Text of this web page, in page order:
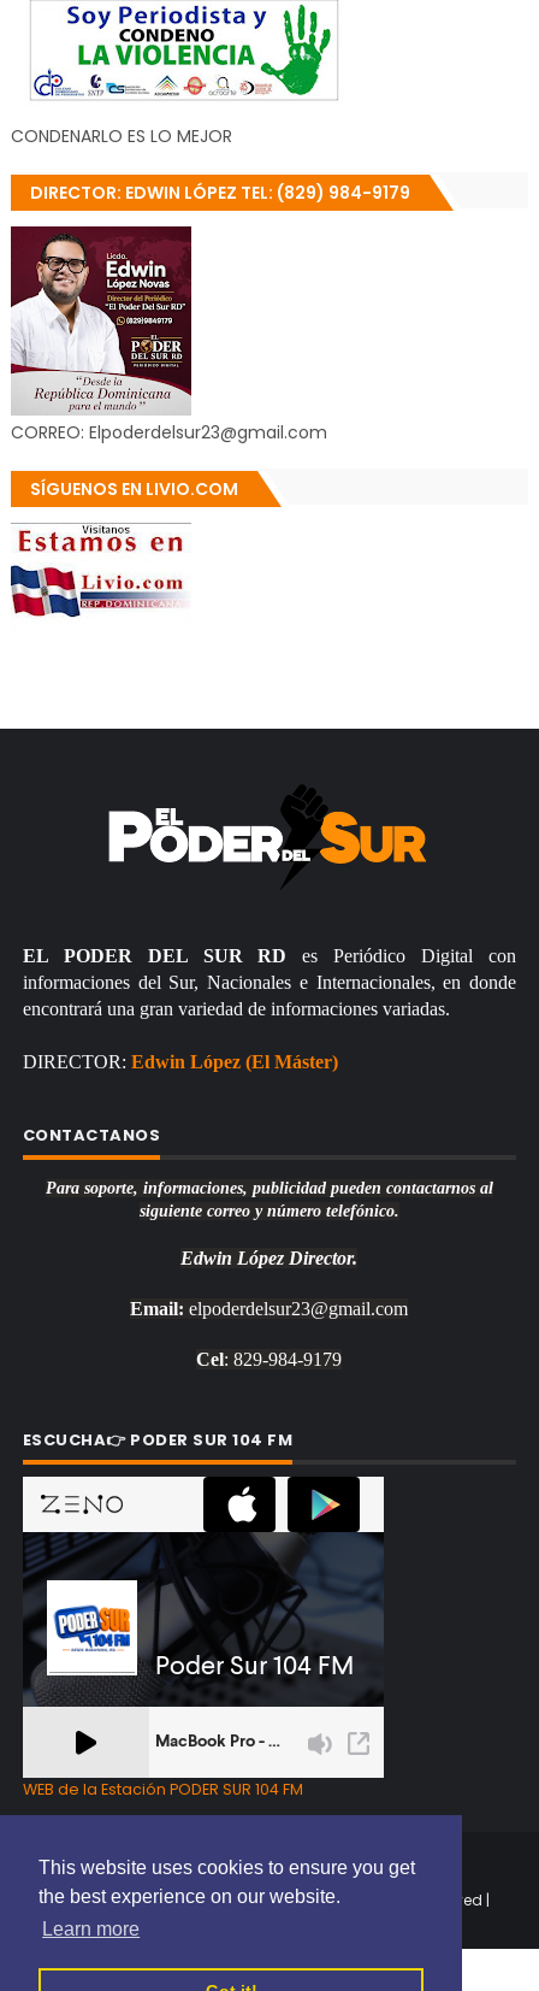
This website uses cookies to ensure you get
the best experience on our website.
Learn more
CONDENARLO ES LO MEJOR
DIRECTOR: EDWIN LÓPEZ TEL: (829) 984-9179
CORREO: Elpoderdelsur23@gmail.com
SÍGUENOS EN LIVIO.COM
EL PODER DEL SUR RD es Periódico Digital con
informaciones del Sur, Nacionales e Internacionales, en donde
encontrará una gran variedad de informaciones variadas.
DIRECTOR: Edwin López (El Máster)
CONTACTANOS
Para soporte, informaciones, publicidad pueden contactarnos al
siguiente correo y número telefónico.
Edwin López Director.
Email: elpoderdelsur23@gmail.com
Cel: 829-984-9179
ESCUCHA👉 PODER SUR 104 FM
WEB de la Estación PODER SUR 104 FM
Copyright © 2025 | EL PODER DEL SUR RD | All Rights Reserved |